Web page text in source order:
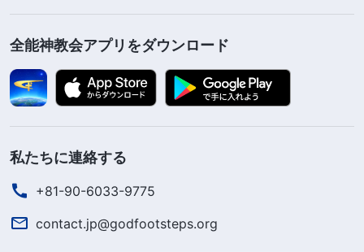
集い、主イエス様の誕生をお祝いし、祈り、聖書を
読み、讃美します。けれどもクリスマス以外の時と
なると、私たちは自分たちは日々の仕事や多くの
人々とのやりとりに明け暮れます。主の前に静まっ
妹はいますが、主の言葉を実生活で実践することは
ほとんどなく、相変わらず罪の生活を送り、罪はど
んどん深まっていくのです。例えば、主イエス様は
全能神教会アプリをダウンロード
私たちに連絡する
+81-90-6033-9775
contact.jp@godfootsteps.org